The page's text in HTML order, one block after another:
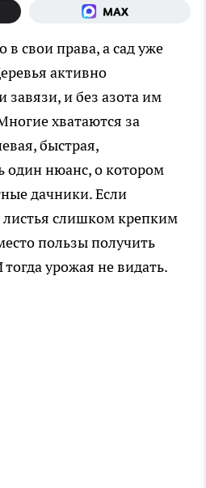
в свои права, а сад уже
активно
и без азота им
хватаются за
быстрая,
один нюанс, о котором
дачники. Если
слишком крепким
пользы получить
урожая не видать.